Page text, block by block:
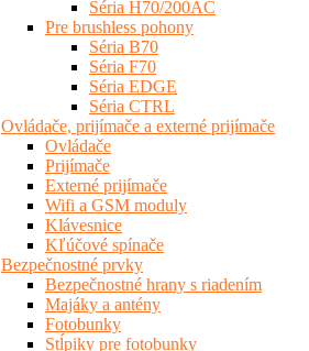
Séria H70/200AC
Pre brushless pohony
Séria B70
Séria F70
Séria EDGE
Séria CTRL
Ovládače, prijímače a externé prijímače
Ovládače
Prijímače
Externé prijímače
Wifi a GSM moduly
Klávesnice
Kľúčové spínače
Bezpečnostné prvky
Bezpečnostné hrany s riadením
Majáky a antény
Fotobunky
Stĺpiky pre fotobunky